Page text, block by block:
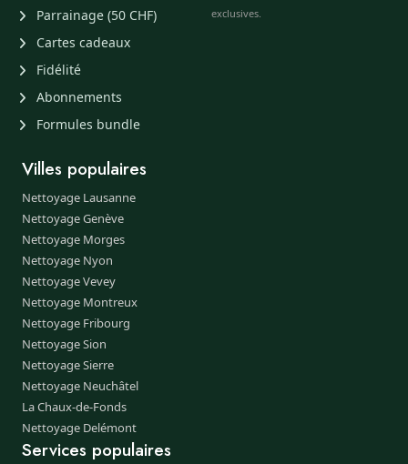
Parrainage (50 CHF)
Cartes cadeaux
Fidélité
Abonnements
Formules bundle
exclusives.
Villes populaires
Nettoyage Lausanne
Nettoyage Genève
Nettoyage Morges
Nettoyage Nyon
Nettoyage Vevey
Nettoyage Montreux
Nettoyage Fribourg
Nettoyage Sion
Nettoyage Sierre
Nettoyage Neuchâtel
La Chaux-de-Fonds
Nettoyage Delémont
Services populaires